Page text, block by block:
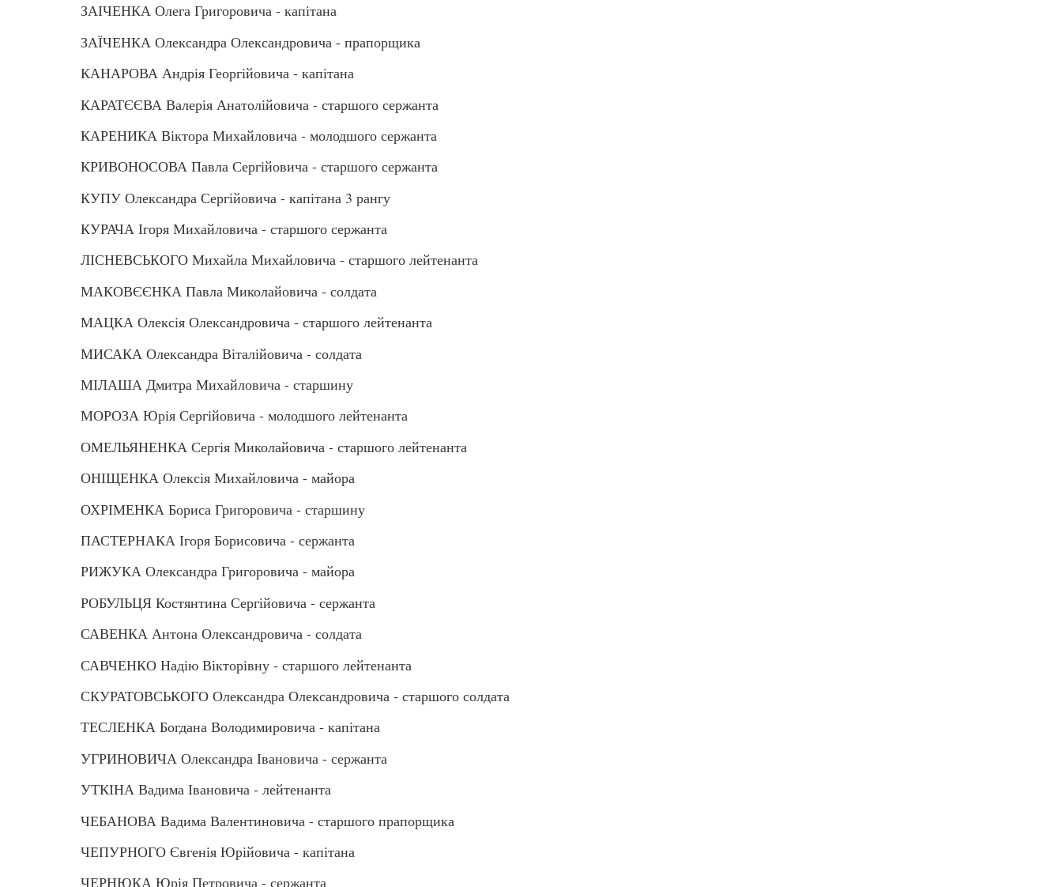
ЗАІЧЕНКА Олега Григоровича - капітана
ЗАЇЧЕНКА Олександра Олександровича - прапорщика
КАНАРОВА Андрія Георгійовича - капітана
КАРАТЄЄВА Валерія Анатолійовича - старшого сержанта
КАРЕНИКА Віктора Михайловича - молодшого сержанта
КРИВОНОСОВА Павла Сергійовича - старшого сержанта
КУПУ Олександра Сергійовича - капітана 3 рангу
КУРАЧА Ігоря Михайловича - старшого сержанта
ЛІСНЕВСЬКОГО Михайла Михайловича - старшого лейтенанта
МАКОВЄЄНКА Павла Миколайовича - солдата
МАЦКА Олексія Олександровича - старшого лейтенанта
МИСАКА Олександра Віталійовича - солдата
МІЛАША Дмитра Михайловича - старшину
МОРОЗА Юрія Сергійовича - молодшого лейтенанта
ОМЕЛЬЯНЕНКА Сергія Миколайовича - старшого лейтенанта
ОНІЩЕНКА Олексія Михайловича - майора
ОХРІМЕНКА Бориса Григоровича - старшину
ПАСТЕРНАКА Ігоря Борисовича - сержанта
РИЖУКА Олександра Григоровича - майора
РОБУЛЬЦЯ Костянтина Сергійовича - сержанта
САВЕНКА Антона Олександровича - солдата
САВЧЕНКО Надію Вікторівну - старшого лейтенанта
СКУРАТОВСЬКОГО Олександра Олександровича - старшого солдата
ТЕСЛЕНКА Богдана Володимировича - капітана
УГРИНОВИЧА Олександра Івановича - сержанта
УТКІНА Вадима Івановича - лейтенанта
ЧЕБАНОВА Вадима Валентиновича - старшого прапорщика
ЧЕПУРНОГО Євгенія Юрійовича - капітана
ЧЕРНЮКА Юрія Петровича - сержанта